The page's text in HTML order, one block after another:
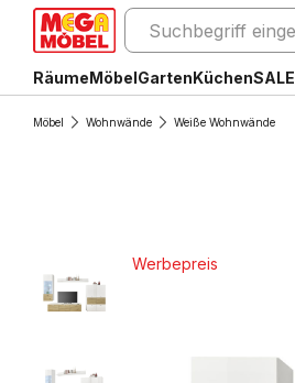
RäumeMöbelGartenKüchenSALE
Möbel Wohnwände Weiße Wohnwände
Werbepreis